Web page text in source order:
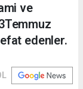
ve
edenler.